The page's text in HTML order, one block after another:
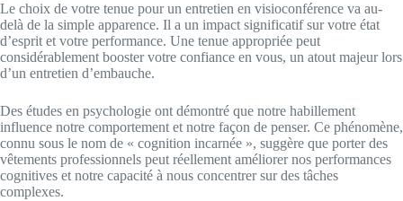
Le choix de votre tenue pour un entretien en visioconférence va au-
delà de la simple apparence. Il a un impact significatif sur votre état
d’esprit et votre performance. Une tenue appropriée peut
considérablement booster votre confiance en vous, un atout majeur lors
d’un entretien d’embauche.
Des études en psychologie ont démontré que notre habillement
influence notre comportement et notre façon de penser. Ce phénomène,
connu sous le nom de « cognition incarnée », suggère que porter des
vêtements professionnels peut réellement améliorer nos performances
cognitives et notre capacité à nous concentrer sur des tâches
complexes.